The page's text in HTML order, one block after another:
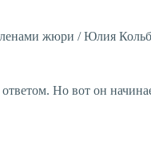
жюри / Юлия
Но вот он